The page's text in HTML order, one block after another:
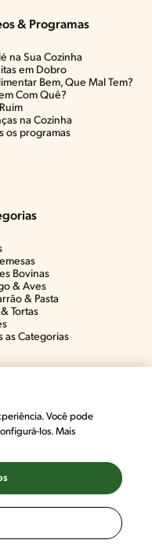
& Programas​
na Sua Cozinha
em Dobro
Bem, Que Mal Tem?​
Com Quê?​
na Cozinha​
os programas
Bovinas​
& Aves​
& Pasta​
Tortas​
as Categorias
Você pode
los. Mais